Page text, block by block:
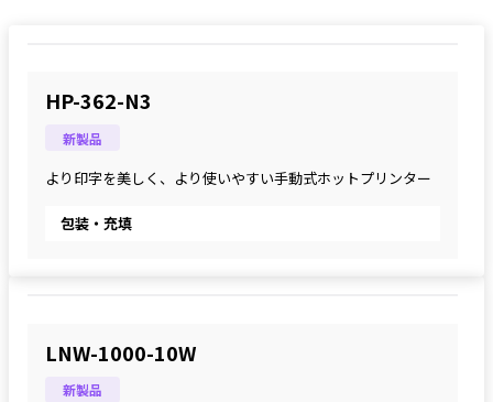
HP-362-N3
新製品
より印字を美しく、より使いやすい手動式ホットプリンター
包装・充填
LNW-1000-10W
新製品